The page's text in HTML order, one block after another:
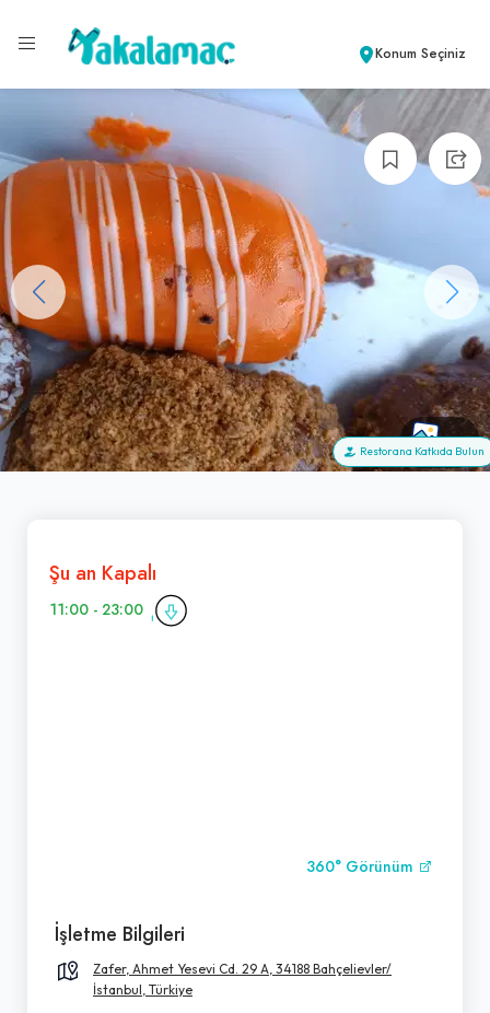
Konum Seçiniz
+7
Restorana Katkıda Bulun
Şu an Kapalı
11:00 - 23:00
360° Görünüm
İşletme Bilgileri
Zafer, Ahmet Yesevi Cd. 29 A, 34188 Bahçelievler/
İstanbul, Türkiye